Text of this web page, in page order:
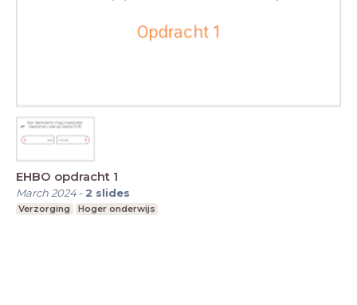
EHBO opdracht 1
March 2024- 2 slides
Verzorging Hoger onderwijs